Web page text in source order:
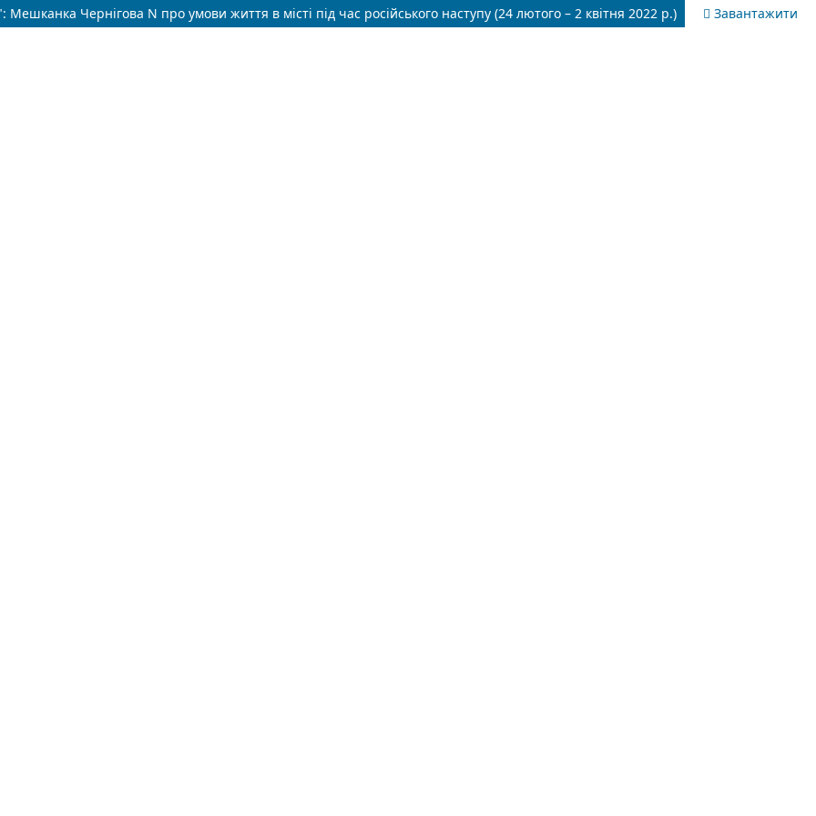
Чернігова N про умови життя в місті під час російського наступу (24 лютого – 2 квітня 2022 р.) Завантажити